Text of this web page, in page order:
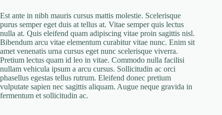
Est ante in nibh mauris cursus mattis molestie. Scelerisque
purus semper eget duis at tellus at. Vitae semper quis lectus
nulla at. Quis eleifend quam adipiscing vitae proin sagittis nisl.
Bibendum arcu vitae elementum curabitur vitae nunc. Enim sit
amet venenatis urna cursus eget nunc scelerisque viverra.
Pretium lectus quam id leo in vitae. Commodo nulla facilisi
nullam vehicula ipsum a arcu cursus. Sollicitudin ac orci
phasellus egestas tellus rutrum. Eleifend donec pretium
vulputate sapien nec sagittis aliquam. Augue neque gravida in
fermentum et sollicitudin ac.